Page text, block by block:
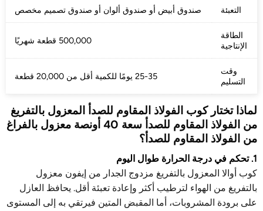
التعبئة صندوق أبيض أو صندوق ألوان أو صندوق تصميم مخصص
الطاقة
الإنتاجية
500,000 قطعة شهريًا
وقت
التسليم
25-35 يومًا للكمية أقل من 20,000 قطعة
لماذا تختار كوب الفولاذ المقاوم للصدأ المعزول بالتفريغ
من الفولاذ المقاوم للصدأ سعة 40 أونصة معزول بالفراغ
من الفولاذ المقاوم للصدأ؟
1. تحكم في درجة الحرارة طوال اليوم
كوب أوالا المعزول بالتفريغ مزدوج الجدار من إيفون معزول
بالتفريغ من الهواء لترطيب أكثر وإعادة تعبئة أقل. يحافظ العازل
على برودة المشروبات، أما المقبض المتين فيرتقي به إلى المستوى